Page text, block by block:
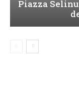
Piazza